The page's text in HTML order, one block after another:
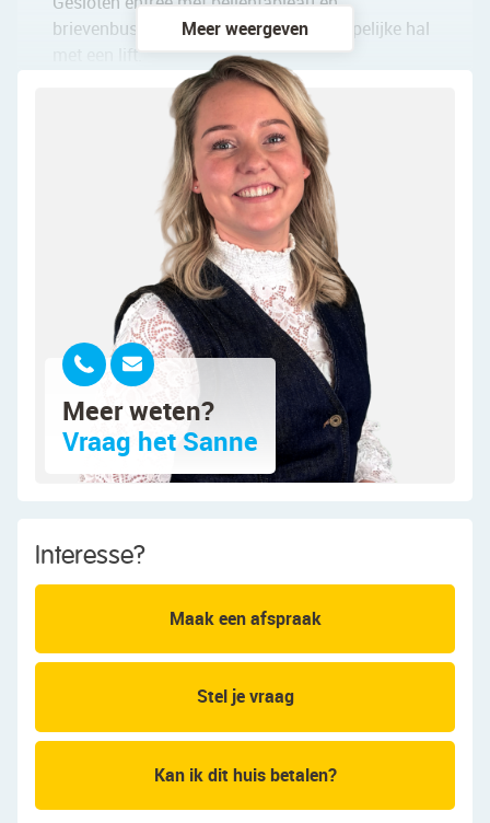
brievenbussen. Er is een gemeenschappelijke hal
met een lift.
Na binnenkomst word je verwelkomd door een
ruime entreehal. Vanuit hier heb je toegang tot
een bergkast, een toiletruimte met staand toilet en
fonteintje, de badkamer, keuken en woonkamer.
De woonkamer vormt het hart van het
appartement en is ruim opgezet. Er is genoeg
ruimte voor een comfortabele zithoek en gezellige
eethoek. In de woonkamer ligt een nette vloer en
zijn de wanden strak afgewerkt. Dankzij de brede
raampartij en de openslaande balkondeur valt er
veel natuurlijk licht binnen.
De keuken heeft een open doorkijk naar de
in 2024 en heeft een mooi design met witte
kastjes en een houtkleurig werkblad. Je treft hier
een vaatwasser, gasfornuis, oven, koelkast en
Het appartement beschikt over één slaapkamer.
Deze kamer is heerlijk ruim en nog volledig naar
eigen smaak af te werken. Het grote raam zorgt
hier voor een prettige lichtinval. Via een
balkon is ruim genoeg voor een gezellig zitje en
Meer weergeven
Meer weten?
Vraag het Sanne
Interesse?
Maak een afspraak
Stel je vraag
Kan ik dit huis betalen?